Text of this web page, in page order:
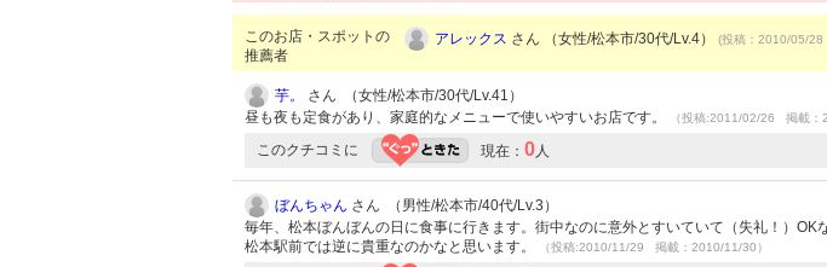
このお店・スポットの
推薦者
アレックス さん （女性/松本市/30代/Lv.4） (投稿：2010/05/
芋。
さん （女性/松本市/30代/Lv.41）
昼も夜も定食があり、家庭的なメニューで使いやすいお店です。
（投稿:2011/02/26 掲載：
このクチコミに 現在： 0人
ぼんちゃん さん （男性/松本市/40代/Lv.3）
毎年、松本ぼんぼんの日に食事に行きます。街中なのに意外とすいていて（失礼！）OK
松本駅前では逆に貴重なのかなと思います。
（投稿:2010/11/29 掲載：2010/11/30）